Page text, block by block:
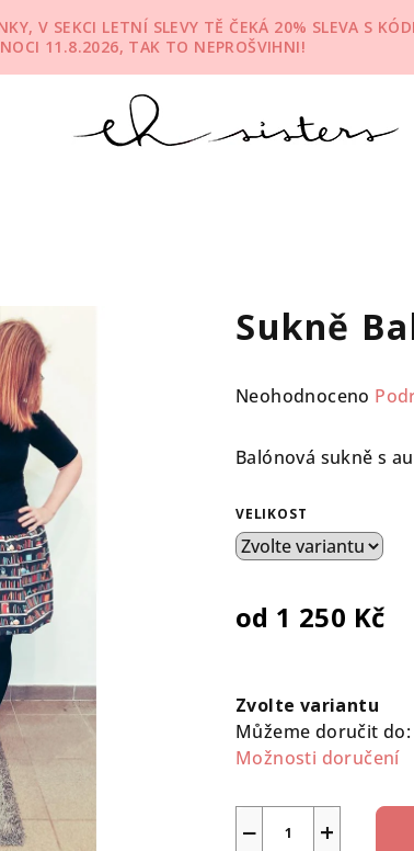
V SEKCI LETNÍ SLEVY TĚ ČEKÁ 20% SLEVA S
11.8.2026, TAK TO NEPROŠVIHNI!
Sukně
Průměrné
produktu
z
5
Neohodnoceno
Balónová sukně s
VELIKOST
od 1 250 Kč
cena:
Zvolte variantu
Můžeme doručit do:
Možnosti doručení
+
−